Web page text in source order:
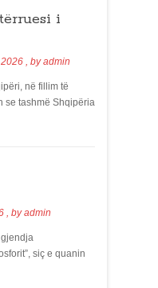
i
, byadmin
në fillim të
se tashmë Shqipëria
, byadmin
gjendja
siç e quanin